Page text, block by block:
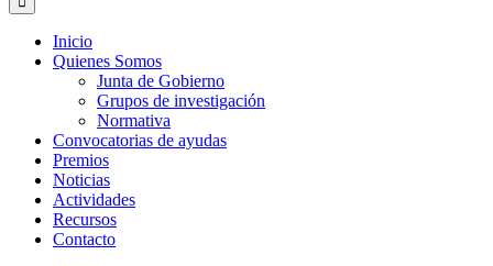
Inicio
Quienes Somos
Junta de Gobierno
Grupos de investigación
Normativa
Convocatorias de ayudas
Premios
Noticias
Actividades
Recursos
Contacto